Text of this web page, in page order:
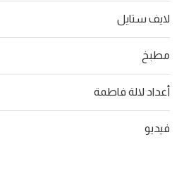
لايف ستايل
مطبخ
أعداد لالة فاطمة
فيديو